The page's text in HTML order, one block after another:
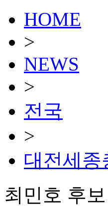
HOME
>
NEWS
>
전국
>
대전세종
최민호 후